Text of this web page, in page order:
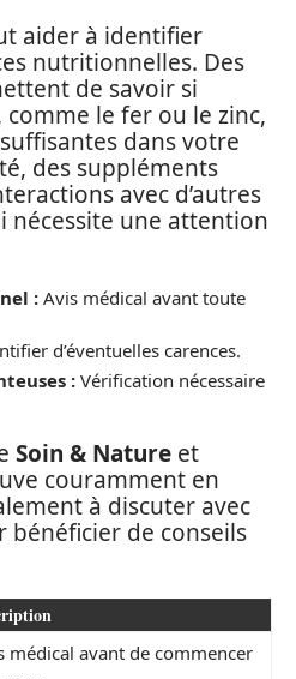
aider à identifier
nutritionnelles. Des
de savoir si
le fer ou le zinc,
dans votre
des suppléments
avec d’autres
nécessite une attention
: Avis médical avant toute
d’éventuelles carences.
: Vérification nécessaire
Soin & Nature et
couramment en
à discuter avec
de conseils
médical avant de commencer